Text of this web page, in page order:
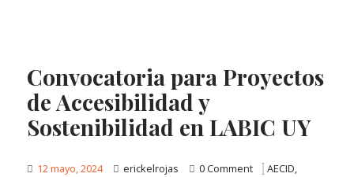
Convocatoria para Proyectos
de Accesibilidad y
Sostenibilidad en LABIC UY
12 mayo, 2024 erickelrojas 0 Comment AECID,